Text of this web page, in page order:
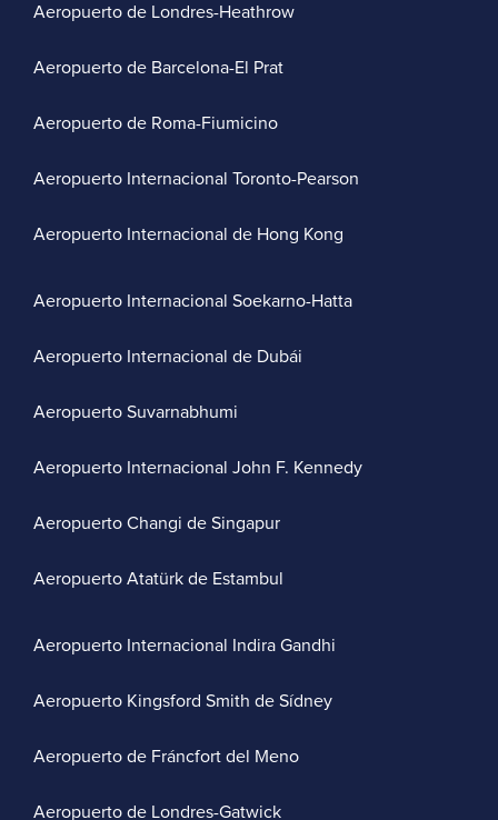
Aeropuerto de Londres-Heathrow
Aeropuerto de Barcelona-El Prat
Aeropuerto de Roma-Fiumicino
Aeropuerto Internacional Toronto-Pearson
Aeropuerto Internacional de Hong Kong
Aeropuerto Internacional Soekarno-Hatta
Aeropuerto Internacional de Dubái
Aeropuerto Suvarnabhumi
Aeropuerto Internacional John F. Kennedy
Aeropuerto Changi de Singapur
Aeropuerto Atatürk de Estambul
Aeropuerto Internacional Indira Gandhi
Aeropuerto Kingsford Smith de Sídney
Aeropuerto de Fráncfort del Meno
Aeropuerto de Londres-Gatwick